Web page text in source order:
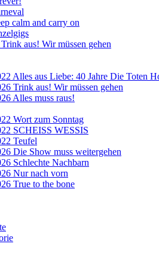
calm and carry on
aus! Wir müssen gehen
Alles aus Liebe: 40 Jahre Die Toten
Trink aus! Wir müssen gehen
Alles muss raus!
Wort zum Sonntag
SCHEISS WESSIS
Teufel
Die Show muss weitergehen
Schlechte Nachbarn
Nur nach vorn
True to the bone